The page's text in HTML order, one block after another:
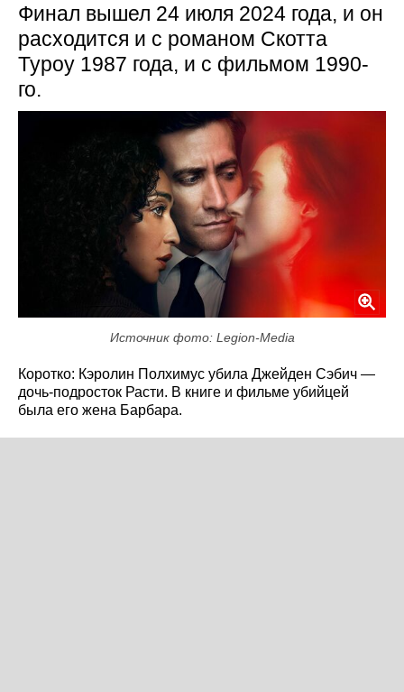
Финал вышел 24 июля 2024 года, и он
расходится и с романом Скотта
Туроу 1987 года, и с фильмом 1990-
го.
Источник фото: Legion-Media
Коротко: Кэролин Полхимус убила Джейден Сэбич —
дочь-подросток Расти. В книге и фильме убийцей
была его жена Барбара.